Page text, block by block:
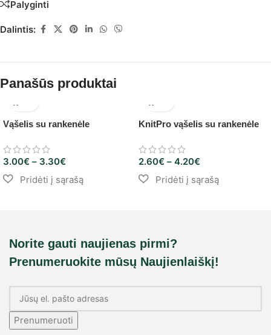
Palyginti
Dalintis:
Panašūs produktai
Vąšelis su rankenėle
3.00€ – 3.30€
KnitPro vąšelis su rankenėle
2.60€ – 4.20€
Norite gauti naujienas pirmi?
Prenumeruokite mūsų Naujienlaiškį!
Prenumeruoti